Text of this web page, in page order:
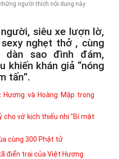
người thích nội dung này
siêu xe lượn lờ,
nghẹt thở , cùng
dàn sao đình đám,
khiến khán giả “nóng
tấn”.
và Hoàng Mập trong
vở kịch thiếu nhi "Bí mật
cùng 300 Phật tử
điển trai của Việt Hương